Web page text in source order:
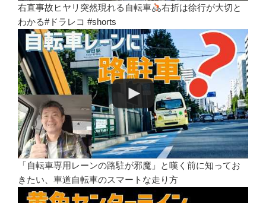
右直事故ヒヤリ突然現れる自転車
右折は徐行が大切と
わかる#ドラレコ #shorts
「自転車専用レーンの路駐が邪魔」と嘆く前に知ってお
きたい、車道自転車のスマートな走り方